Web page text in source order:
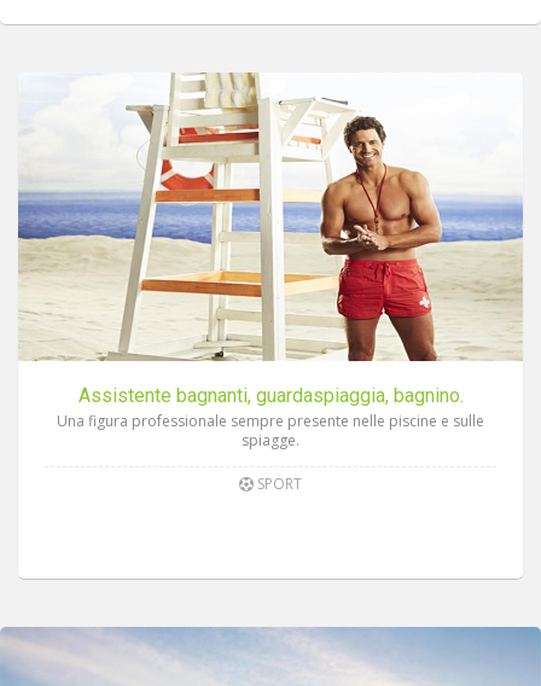
Assistente bagnanti, guardaspiaggia, bagnino.
Una figura professionale sempre presente nelle piscine e sulle
spiagge.
SPORT